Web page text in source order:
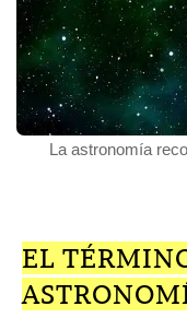
La astronomía
EL